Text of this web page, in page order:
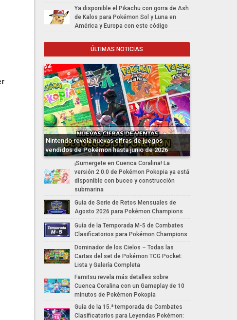
Ya disponible el Pikachu con gorra de Ash
de Kalos para Pokémon Sol y Luna en
América y Europa con este código
ÚLTIMAS NOTICIAS
Nintendo revela nuevas cifras de juegos
vendidos de Pokémon hasta junio de 2026
¡Sumergete en Cuenca Coralina! La
versión 2.0.0 de Pokémon Pokopia ya está
disponible con buceo y construcción
submarina
Guía de Serie de Retos Mensuales de
Agosto 2026 para Pokémon Champions
Guía de la Temporada M-5 de Combates
Clasificatorios para Pokémon Champions
Dominador de los Cielos – Todas las
Cartas del set de Pokémon TCG Pocket:
Lista y Galería Completa
Famitsu revela más detalles sobre
Cuenca Coralina con un Gameplay de 10
minutos de Pokémon Pokopia
Guía de la 15.ª temporada de Combates
Clasificatorios para Leyendas Pokémon: